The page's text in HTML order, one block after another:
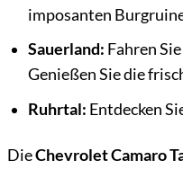
imposanten
Sauerland: Fahren
Genießen Sie die
Ruhrtal: Entdecken
DieChevrolet Camaro